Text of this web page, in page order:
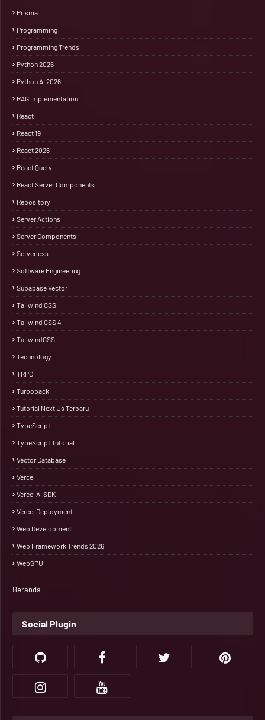
Prisma
Programming
Programming Trends
Python 2026
Python AI 2026
RAG Implementation
React
React 19
React 2026
React Query
React Server Components
Repository
Server Actions
Server Components
Serverless
Software Engineering
Supabase Vector
Tailwind CSS
Tailwind CSS 4
TailwindCSS
Technology
TRPC
Turbopack
Tutorial Next.js Terbaru
TypeScript
TypeScript Tutorial
Vector Database
Vercel
Vercel AI SDK
Vercel Deployment
Web Development
Web Framework Trends 2026
WebGPU
Beranda
Social Plugin